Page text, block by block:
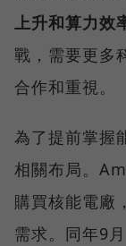
上升和算力效
戰，需要更多
合作和重視。
為了提前掌握
相關布局。
購買核能電廠
需求。同年9